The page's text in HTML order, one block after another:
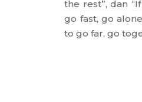
the rest”, dan
go fast, go
to go far, go